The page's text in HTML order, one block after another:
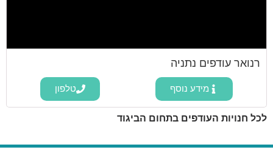
רנואר עודפים נתניה
מידע נוסף טלפון
לכל חנויות העודפים בתחום הביגוד